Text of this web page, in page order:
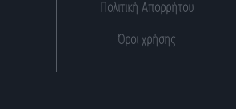
Πολιτική Απορρήτου
Όροι χρήσης